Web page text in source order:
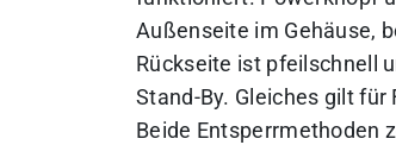
Außenseite im Gehäuse,
Rückseite ist pfeilschnell
Stand-By. Gleiches gilt für
Beide Entsperrmethoden